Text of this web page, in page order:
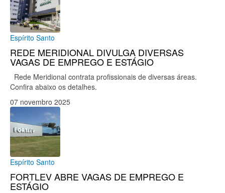
Espírito Santo
REDE MERIDIONAL DIVULGA DIVERSAS
VAGAS DE EMPREGO E ESTÁGIO
Rede Meridional contrata profissionais de diversas áreas.
Confira abaixo os detalhes.
07 novembro 2025
Espírito Santo
FORTLEV ABRE VAGAS DE EMPREGO E
ESTÁGIO